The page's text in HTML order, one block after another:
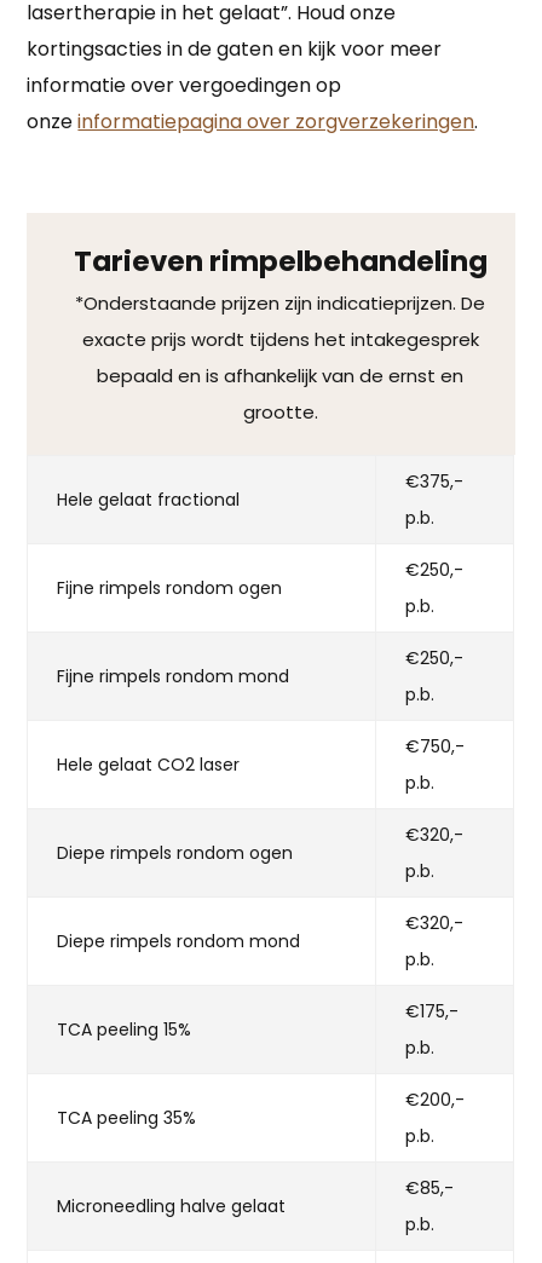
lasertherapie in het gelaat”. Houd onze
kortingsacties in de gaten en kijk voor meer
informatie over vergoedingen op
onzeinformatiepagina over zorgverzekeringen.
Tarieven rimpelbehandeling
*Onderstaande prijzen zijn indicatieprijzen. De
exacte prijs wordt tijdens het intakegesprek
bepaald en is afhankelijk van de ernst en
grootte.
Hele gelaat fractional
€375,-
p.b.
Fijne rimpels rondom ogen
€250,-
p.b.
Fijne rimpels rondom mond
€250,-
p.b.
Hele gelaat CO2 laser
€750,-
p.b.
Diepe rimpels rondom ogen
€320,-
p.b.
Diepe rimpels rondom mond
€320,-
p.b.
TCA peeling 15%
€175,-
p.b.
TCA peeling 35%
€200,-
p.b.
Microneedling halve gelaat
€85,-
p.b.